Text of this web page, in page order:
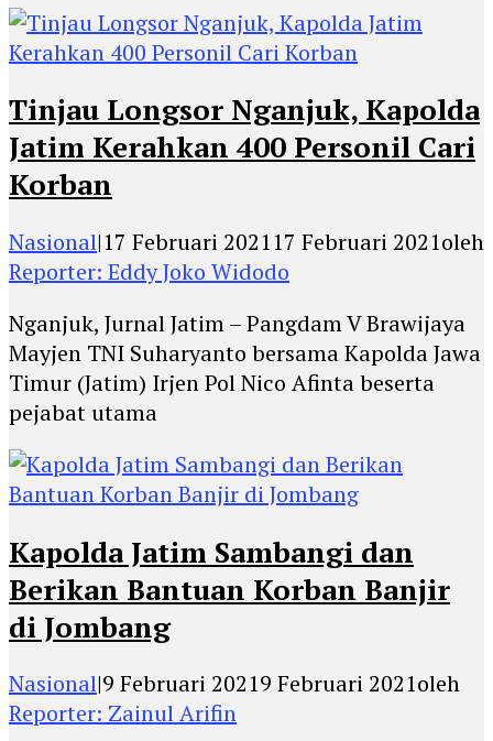
Tinjau Longsor Nganjuk, Kapolda
Jatim Kerahkan 400 Personil Cari
Korban
Nasional|17 Februari 202117 Februari 2021oleh
Reporter: Eddy Joko Widodo
Nganjuk, Jurnal Jatim – Pangdam V Brawijaya
Mayjen TNI Suharyanto bersama Kapolda Jawa
Timur (Jatim) Irjen Pol Nico Afinta beserta
pejabat utama
Kapolda Jatim Sambangi dan
Berikan Bantuan Korban Banjir
di Jombang
Nasional|9 Februari 20219 Februari 2021oleh
Reporter: Zainul Arifin